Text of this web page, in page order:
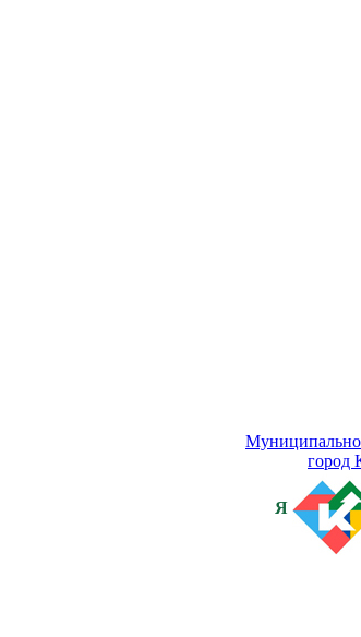
город
Я